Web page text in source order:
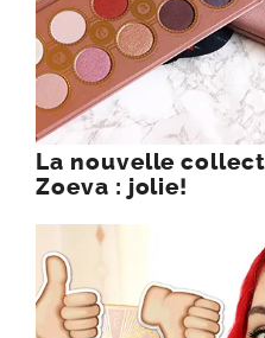
La nouvelle
Zoeva : jolie!